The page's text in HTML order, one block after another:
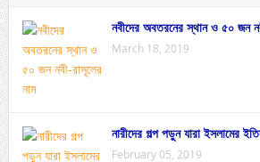
নবীদের অবতরনের স্থান ও ৫০ জন
March 18, 2019
নারীদের গল্প পড়ুন যারা ইসলামের
February 05, 2019